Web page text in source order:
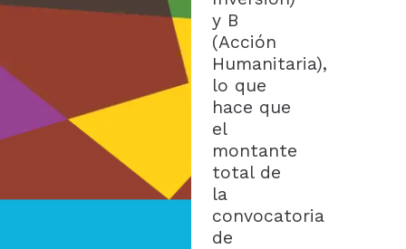
y B
(Acción
Humanitaria),
lo que
hace que
el
montante
total de
la
convocatoria
de